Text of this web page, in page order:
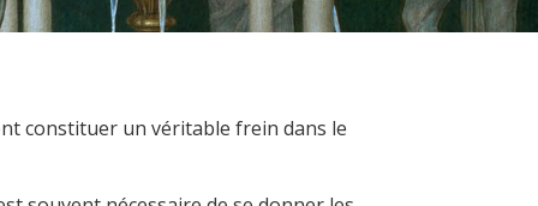
constituer un véritable frein dans le